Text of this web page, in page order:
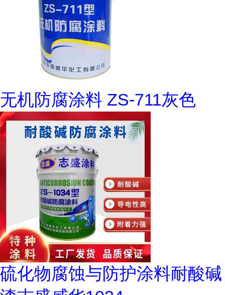
无机防腐涂料 ZS-711灰色
硫化物腐蚀与防护涂料耐酸碱